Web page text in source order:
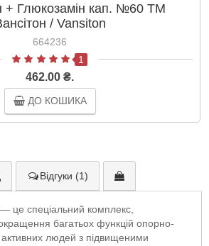
+ Глюкозамін кап. №60 ТМ
/ Vansiton
664236
1
462.00 ₴.
ДО КОШИКА
Відгуки (1)
це спеціальний комплекс,
багатьох функцій опорно-
активних людей з підвищеними